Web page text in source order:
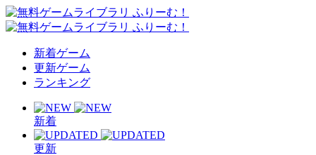
新着ゲーム
更新ゲーム
ランキング
新着
更新